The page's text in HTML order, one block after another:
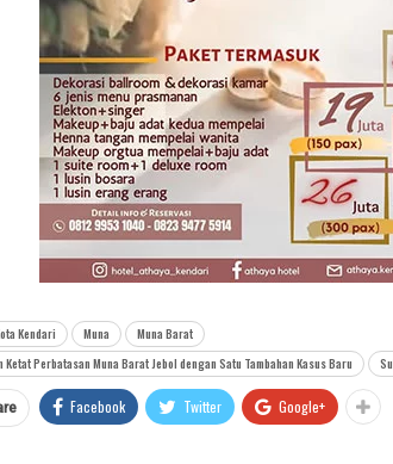
Kendari Muna
Muna Barat
Ketat Perbatasan Muna Barat Jebol dengan Satu Tambahan Kasus Baru
Facebook Twitter Google+